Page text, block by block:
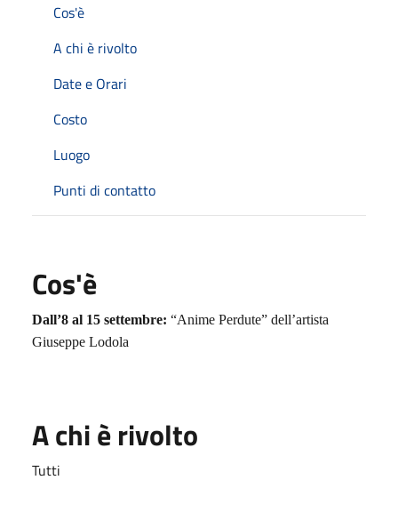
Cos'è
A chi è rivolto
Date e Orari
Costo
Luogo
Punti di contatto
Cos'è
Dall’8 al 15 settembre: “Anime Perdute” dell’artista
Giuseppe Lodola
A chi è rivolto
Tutti